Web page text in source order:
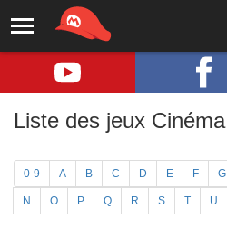
Liste des jeux Cinéma
0-9 A B C D E F G
N O P Q R S T U